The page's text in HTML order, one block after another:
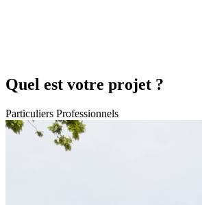
Quel est votre projet ?
Particuliers Professionnels